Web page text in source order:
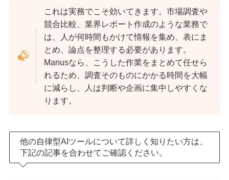
これは実務でこそ効いてきます。市場調査や
競合比較、業界レポート作成のような業務で
は、人が何時間もかけて情報を集め、表にま
とめ、論点を整理する必要があります。
Manusなら、こうした作業をまとめて任せら
れるため、調査そのものにかかる時間を大幅
に減らし、人は判断や企画に集中しやすくな
ります。
他の自律型AIツールについて詳しく知りたい方は、
下記の記事を合わせてご確認ください。